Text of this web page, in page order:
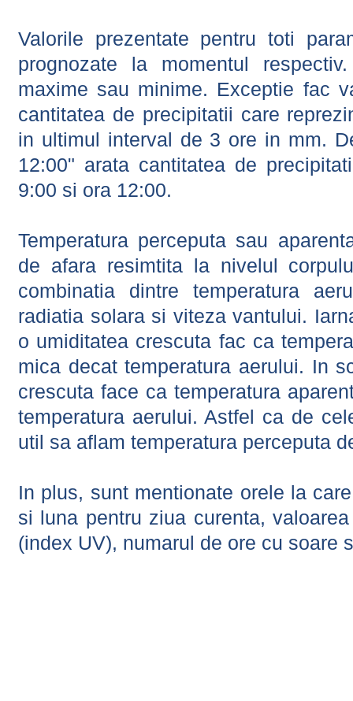
Valorile prezentate pentru toti
prognozate la momentul
maxime sau minime. Exceptie fac
cantitatea de precipitatii care
in ultimul interval de 3 ore in mm.
12:00" arata cantitatea de
9:00 si ora 12:00.
Temperatura perceputa sau
de afara resimtita la nivelul
combinatia dintre temperatura
radiatia solara si viteza vantului.
o umiditatea crescuta fac ca
mica decat temperatura aerului. In
crescuta face ca temperatura
temperatura aerului. Astfel ca de
util sa aflam temperatura perceputa
In plus, sunt mentionate orele la
si luna pentru ziua curenta,
(index UV), numarul de ore cu soare